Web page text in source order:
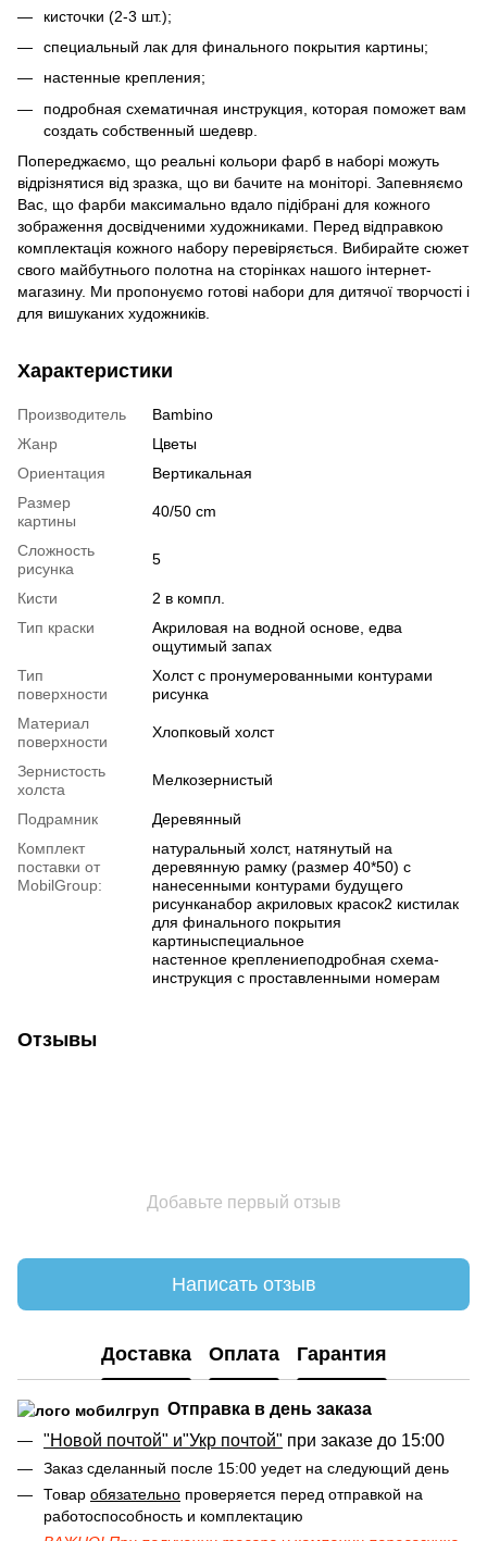
кисточки (2-3 шт.);
специальный лак для финального покрытия картины;
настенные крепления;
подробная схематичная инструкция, которая поможет вам
создать собственный шедевр.
Попереджаємо, що реальні кольори фарб в наборі можуть
відрізнятися від зразка, що ви бачите на моніторі. Запевняємо
Вас, що фарби максимально вдало підібрані для кожного
зображення досвідченими художниками. Перед відправкою
комплектація кожного набору перевіряється. Вибирайте сюжет
свого майбутнього полотна на сторінках нашого інтернет-
магазину. Ми пропонуємо готові набори для дитячої творчості і
для вишуканих художників.
Характеристики
Производитель
Bambino
Жанр
Цветы
Ориентация
Вертикальная
Размер
картины
40/50 cm
Сложность
рисунка
5
Кисти
2 в компл.
Тип краски
Акриловая на водной основе, едва
ощутимый запах
Тип
поверхности
Холст с пронумерованными контурами
рисунка
Материал
поверхности
Хлопковый холст
Зернистость
холста
Мелкозернистый
Подрамник
Деревянный
Комплект
поставки от
MobilGroup:
натуральный холст, натянутый на
деревянную рамку (размер 40*50) с
нанесенными контурами будущего
рисунканабор акриловых красок2 кистилак
для финального покрытия
картиныспециальное
настенное креплениеподробная схема-
инструкция с проставленными номерам
Отзывы
Добавьте первый отзыв
Написать отзыв
Доставка Оплата Гарантия
Отправка в день заказа
"Новой почтой" и"Укр почтой" при заказе до 15:00
Заказ сделанный после 15:00 уедет на следующий день
Товар обязательно проверяется перед отправкой на
работоспособность и комплектацию